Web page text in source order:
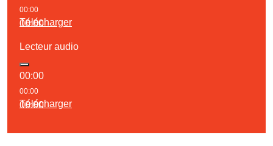
00:00
00:00
Télécharger
Lecteur audio
00:00
00:00
00:00
Télécharger